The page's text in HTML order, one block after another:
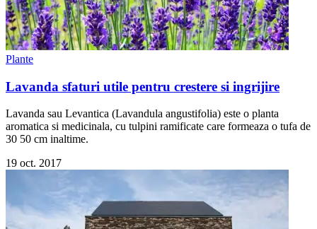
Plante
Lavanda sfaturi utile pentru crestere si ingrijire
Lavanda sau Levantica (Lavandula angustifolia) este o planta
aromatica si medicinala, cu tulpini ramificate care formeaza o tufa de
30 50 cm inaltime.
19 oct. 2017